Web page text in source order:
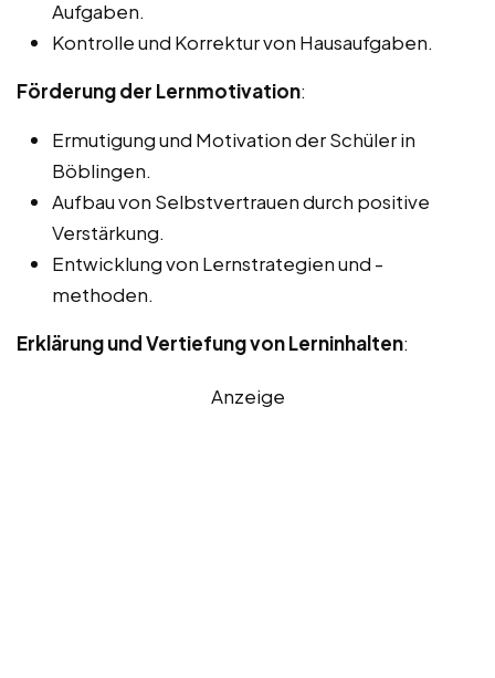
Aufgaben.
Kontrolle und Korrektur von Hausaufgaben.
Förderung der Lernmotivation:
Ermutigung und Motivation der Schüler in
Böblingen.
Aufbau von Selbstvertrauen durch positive
Verstärkung.
Entwicklung von Lernstrategien und -
methoden.
Erklärung und Vertiefung von Lerninhalten:
Anzeige